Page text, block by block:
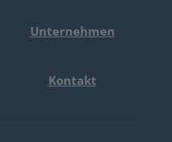
Unternehmen
Kontakt